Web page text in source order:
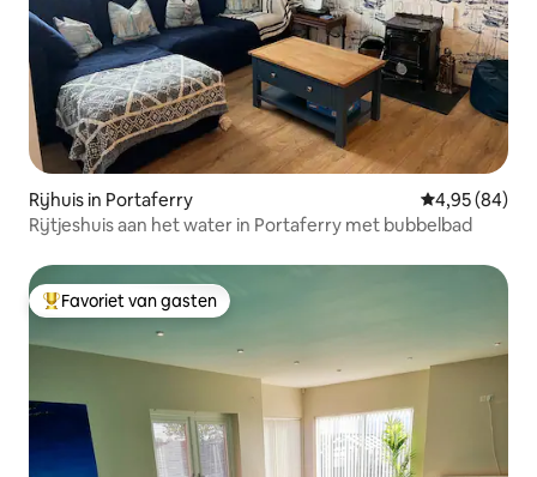
Rijhuis in Portaferry Gemiddelde
4,95 (84)
Rijtjeshuis aan het water in Portaferry met bubbelbad
Topfavoriet van gasten
Favoriet van gasten